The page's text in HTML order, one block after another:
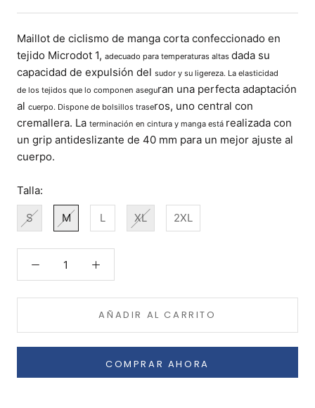
Maillot de ciclismo de manga corta confeccionado en
tejido Microdot 1, adecuado para temperaturas altas dada su
capacidad de expulsión del sudor y su ligereza. La elasticidad
de los tejidos que lo componen aseguran una perfecta adaptación
al cuerpo. Dispone de bolsillos traseros, uno central con
cremallera. La terminación en cintura y manga está realizada con
un grip antideslizante de 40 mm para un mejor ajuste al
cuerpo.
Talla:
S M L XL 2XL
AÑADIR AL CARRITO
COMPRAR AHORA